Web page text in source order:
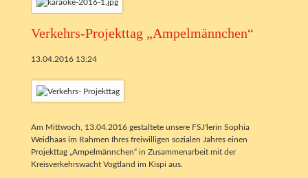
Verkehrs-Projekttag „Ampelmännchen“
13.04.2016 13:24
Am Mittwoch, 13.04.2016 gestaltete unsere FSJ'lerin Sophia
Weidhaas im Rahmen Ihres freiwilligen sozialen Jahres einen
Projekttag „Ampelmännchen“ in Zusammenarbeit mit der
Kreisverkehrswacht Vogtland im Kispi aus.